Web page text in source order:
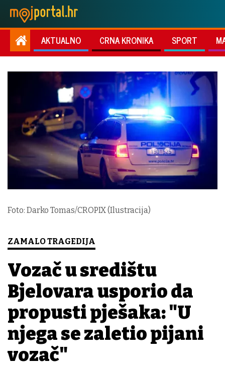
AKTUALNO CRNA KRONIKA SPORT
Foto: Darko Tomas/CROPIX (Ilustracija)
ZAMALO TRAGEDIJA
Vozač u središtu
Bjelovara usporio da
propusti pješaka: "U
njega se zaletio pijani
vozač"